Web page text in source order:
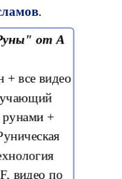
.
от А
+ все видео
рунами +
видео по